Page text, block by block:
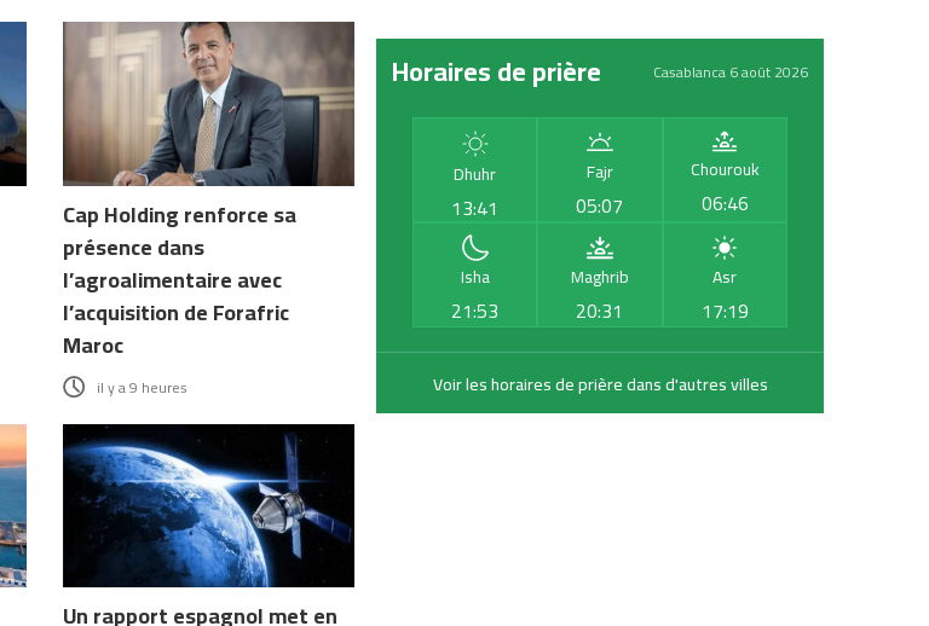
Cap Holding renforce sa
présence dans
l’agroalimentaire avec
l’acquisition de Forafric
Maroc
il y a 9 heures
Un rapport espagnol met en